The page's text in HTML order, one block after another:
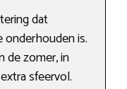
dat
is.
de zomer, in
sfeervol.